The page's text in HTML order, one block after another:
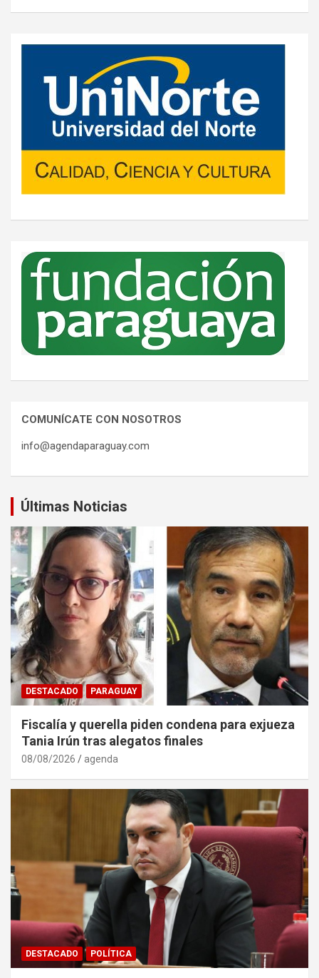
COMUNÍCATE CON NOSOTROS
info@agendaparaguay.com
Últimas Noticias
DESTACADO PARAGUAY
Fiscalía y querella piden condena para exjueza
Tania Irún tras alegatos finales
08/08/2026 agenda
DESTACADO POLÍTICA